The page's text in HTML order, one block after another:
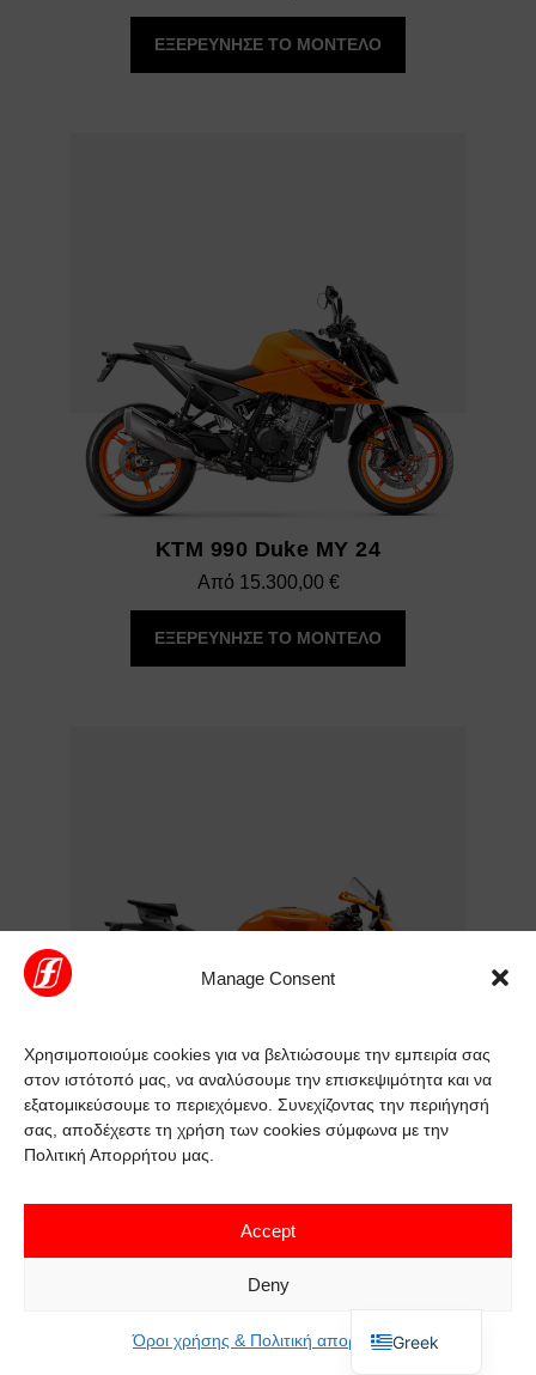
Manage Consent
Χρησιμοποιούμε cookies για να βελτιώσουμε την εμπειρία σας
στον ιστότοπό μας, να αναλύσουμε την επισκεψιμότητα και να
εξατομικεύσουμε το περιεχόμενο. Συνεχίζοντας την περιήγησή
σας, αποδέχεστε τη χρήση των cookies σύμφωνα με την
Πολιτική Απορρήτου μας.
Accept
Deny
Όροι χρήσης & Πολιτική απορρήτου
ΕΞΕΡΕΥΝΗΣΕ ΤΟ ΜΟΝΤΕΛΟ
KTM 990 Duke MY 24
Από 15.300,00 €
ΕΞΕΡΕΥΝΗΣΕ ΤΟ ΜΟΝΤΕΛΟ
KTM 990 RC R
ΕΞΕΡΕΥΝΗΣΕ ΤΟ ΜΟΝΤΕΛΟ
Greek